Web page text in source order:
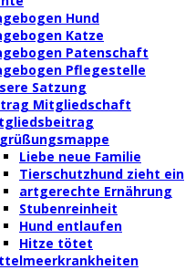
Hund
Katze
Patenschaft
Pflegestelle
Satzung
Mitgliedschaft
Liebe neue Familie
Tierschutzhund zieht ein
artgerechte Ernährung
Stubenreinheit
Hund entlaufen
Hitze tötet